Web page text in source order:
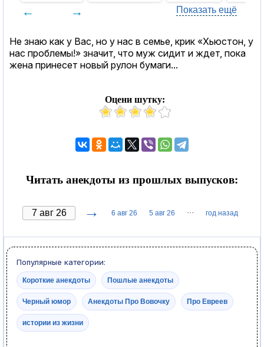
← → Показать ещё
Не знаю как у Вас, но у нас в семье, крик «Хьюстон, у
нас проблемы!» значит, что муж сидит и ждет, пока
жена принесет новый рулон бумаги...
Оцени шутку:
Читать анекдоты из прошлых выпусков:
→ 6 авг 26 5 авг 26 ··· год назад
Популярные категории:
Короткие анекдоты Пошлые анекдоты
Черный юмор Анекдоты Про Вовочку Про Евреев
истории из жизни